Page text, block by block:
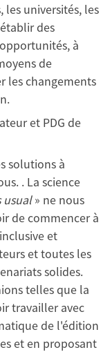
les universités, les
des
à
de
les changements
et PDG de
solutions à
. La science
usual» ne nous
de commencer à
et
et toutes les
solides.
telles que la
travailler avec
de l'édition
et en proposant